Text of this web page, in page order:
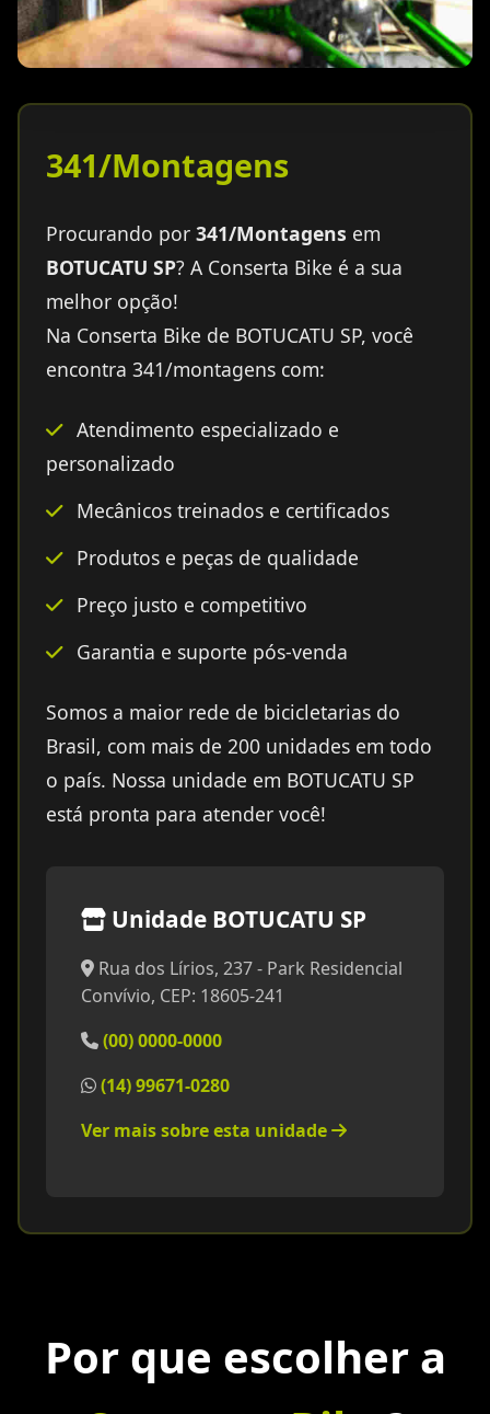
341/Montagens
Procurando por 341/Montagens em
BOTUCATU SP? A Conserta Bike é a sua
melhor opção!
Na Conserta Bike de BOTUCATU SP, você
encontra 341/montagens com:
Atendimento especializado e
personalizado
Mecânicos treinados e certificados
Produtos e peças de qualidade
Preço justo e competitivo
Garantia e suporte pós-venda
Somos a maior rede de bicicletarias do
Brasil, com mais de 200 unidades em todo
o país. Nossa unidade em BOTUCATU SP
está pronta para atender você!
Unidade BOTUCATU SP
Rua dos Lírios, 237 - Park Residencial
Convívio, CEP: 18605-241
(00) 0000-0000
(14) 99671-0280
Ver mais sobre esta unidade
Por que escolher a